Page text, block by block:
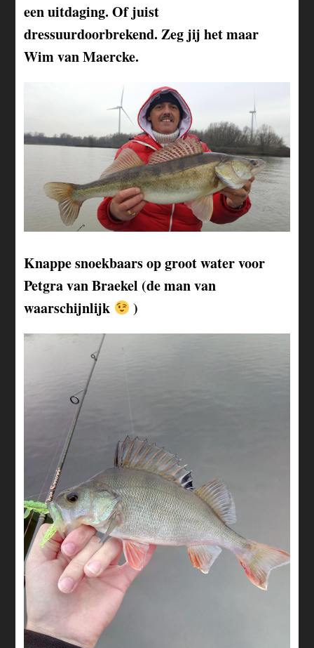
een uitdaging. Of juist
dressuurdoorbrekend. Zeg jij het maar
Wim van Maercke.
Knappe snoekbaars op groot water voor
Petgra van Braekel (de man van
waarschijnlijk
)